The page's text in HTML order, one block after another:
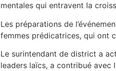
mentales qui entravent la
Les préparations de
femmes prédicatrices, qui ont
Le surintendant de district a
leaders laïcs, a contribué avec